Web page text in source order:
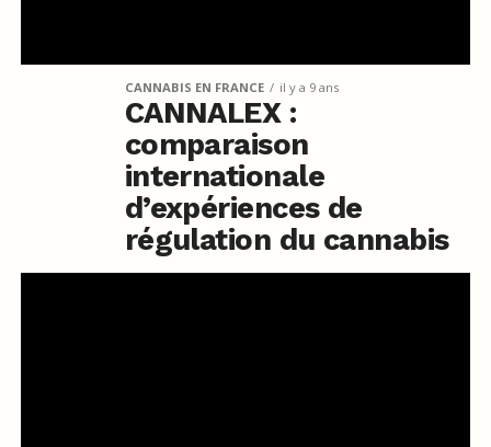
CANNABIS EN FRANCE il y a 9 ans
CANNALEX :
comparaison
internationale
d’expériences de
régulation du cannabis